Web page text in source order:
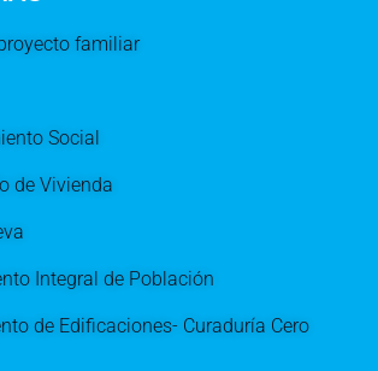
familiar
Social
de Vivienda
Integral de Población
de Edificaciones- Curaduría Cero